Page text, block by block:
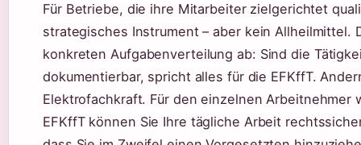
Für Betriebe, die ihre Mitarbeiter zielgerichtet
strategisches Instrument – aber kein Allheilmittel.
konkreten Aufgabenverteilung ab: Sind die
dokumentierbar, spricht alles für die EFKffT.
Elektrofachkraft. Für den einzelnen Arbeitnehmer
EFKffT können Sie Ihre tägliche Arbeit